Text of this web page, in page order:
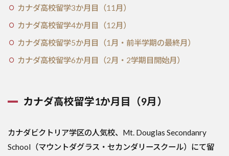
カナダ高校留学3か月目（11月）
カナダ高校留学4か月目（12月）
カナダ高校留学5か月目（1月・前半学期の最終月）
カナダ高校留学6か月目（2月・2学期目開始月）
カナダ高校留学1か月目（9月）
カナダビクトリア学区の人気校、Mt. Douglas Secondanry
School（マウントダグラス・セカンダリースクール）にて留